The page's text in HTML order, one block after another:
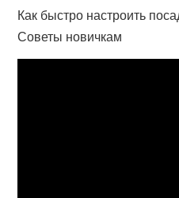
Как быстро настроить
Советы новичкам